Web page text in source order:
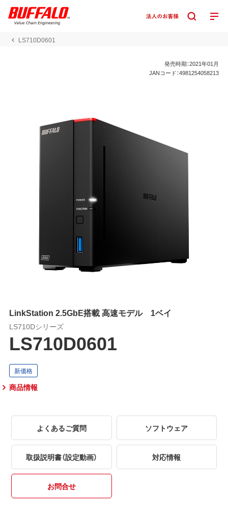
LS710D0601
発売時期：2021年01月
JANコード：4981254058213
LinkStation 2.5GbE搭載 高速モデル 1ベイ
LS710Dシリーズ
LS710D0601
商品情報
よくあるご質問 ソフトウェア
取扱説明書（設定動画） 対応情報
お問合せ